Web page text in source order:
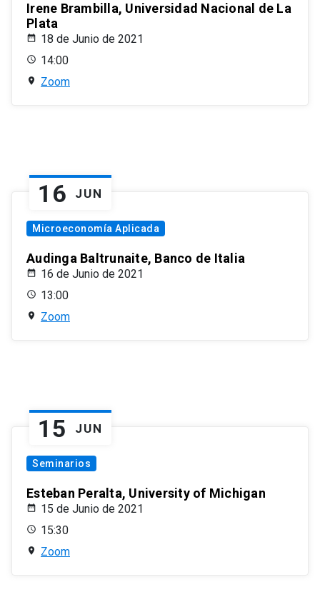
Irene Brambilla, Universidad Nacional de La
Plata
18 de Junio de 2021
14:00
Zoom
16 JUN
Microeconomía Aplicada
Audinga Baltrunaite, Banco de Italia
16 de Junio de 2021
13:00
Zoom
15 JUN
Seminarios
Esteban Peralta, University of Michigan
15 de Junio de 2021
15:30
Zoom